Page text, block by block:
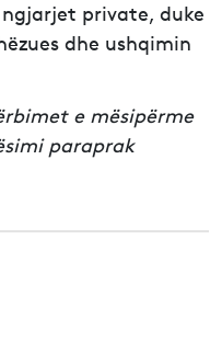
private, duke
dhe ushqimin
e mësipërme
paraprak